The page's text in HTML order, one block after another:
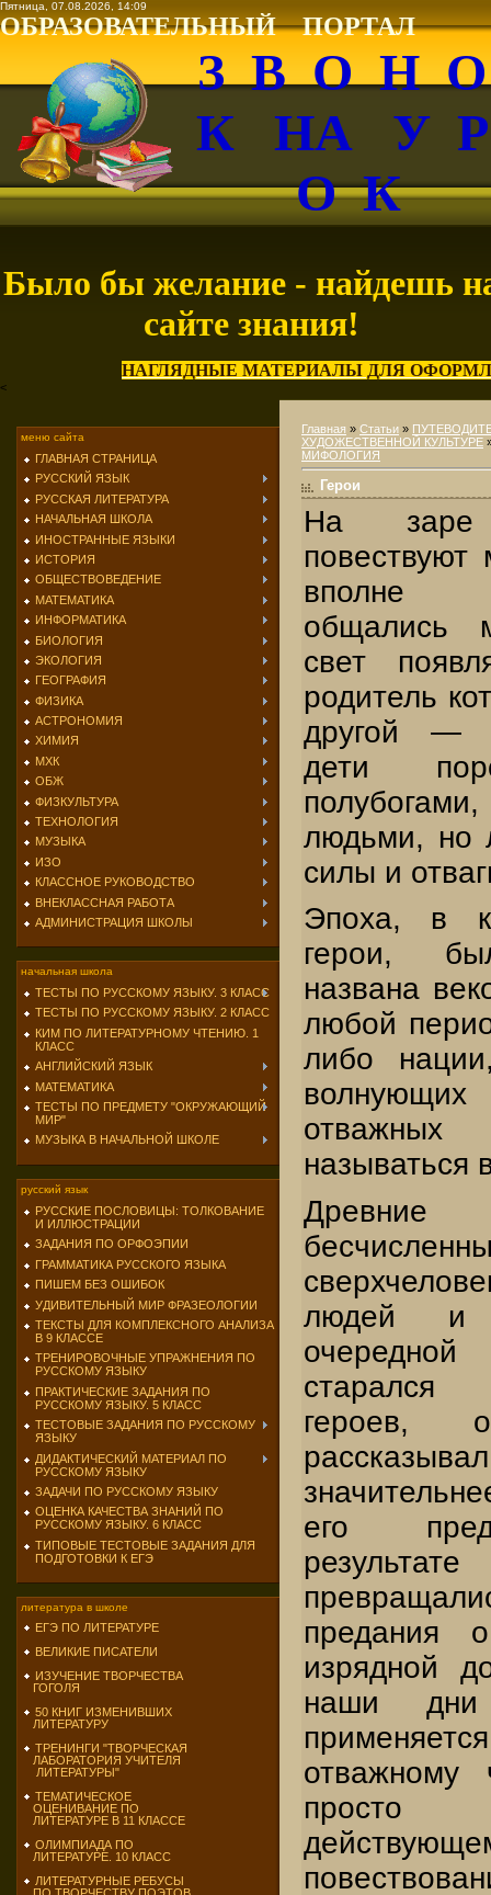
Пятница, 07.08.2026, 14:09
ОБРАЗОВАТЕЛЬНЫЙ ПОРТАЛ
З В О Н
К НА У
О К
Было бы желание - найдешь
сайте знания!
НАГЛЯДНЫЕ МАТЕРИАЛЫ ДЛЯ
<
меню сайта
ГЛАВНАЯ СТРАНИЦА
РУССКИЙ ЯЗЫК
РУССКАЯ ЛИТЕРАТУРА
НАЧАЛЬНАЯ ШКОЛА
ИНОСТРАННЫЕ ЯЗЫКИ
ИСТОРИЯ
ОБЩЕСТВОВЕДЕНИЕ
МАТЕМАТИКА
ИНФОРМАТИКА
БИОЛОГИЯ
ЭКОЛОГИЯ
ГЕОГРАФИЯ
ФИЗИКА
АСТРОНОМИЯ
ХИМИЯ
МХК
ОБЖ
ФИЗКУЛЬТУРА
ТЕХНОЛОГИЯ
МУЗЫКА
ИЗО
КЛАССНОЕ РУКОВОДСТВО
ВНЕКЛАССНАЯ РАБОТА
АДМИНИСТРАЦИЯ ШКОЛЫ
начальная школа
ТЕСТЫ ПО РУССКОМУ ЯЗЫКУ. 3 КЛАСС
ТЕСТЫ ПО РУССКОМУ ЯЗЫКУ. 2 КЛАСС
КИМ ПО ЛИТЕРАТУРНОМУ ЧТЕНИЮ. 1
КЛАСС
АНГЛИЙСКИЙ ЯЗЫК
МАТЕМАТИКА
ТЕСТЫ ПО ПРЕДМЕТУ "ОКРУЖАЮЩИЙ
МИР"
МУЗЫКА В НАЧАЛЬНОЙ ШКОЛЕ
русский язык
РУССКИЕ ПОСЛОВИЦЫ: ТОЛКОВАНИЕ
И ИЛЛЮСТРАЦИИ
ЗАДАНИЯ ПО ОРФОЭПИИ
ГРАММАТИКА РУССКОГО ЯЗЫКА
ПИШЕМ БЕЗ ОШИБОК
УДИВИТЕЛЬНЫЙ МИР ФРАЗЕОЛОГИИ
ТЕКСТЫ ДЛЯ КОМПЛЕКСНОГО АНАЛИЗА
В 9 КЛАССЕ
ТРЕНИРОВОЧНЫЕ УПРАЖНЕНИЯ ПО
РУССКОМУ ЯЗЫКУ
ПРАКТИЧЕСКИЕ ЗАДАНИЯ ПО
РУССКОМУ ЯЗЫКУ. 5 КЛАСС
ТЕСТОВЫЕ ЗАДАНИЯ ПО РУССКОМУ
ЯЗЫКУ
ДИДАКТИЧЕСКИЙ МАТЕРИАЛ ПО
РУССКОМУ ЯЗЫКУ
ЗАДАЧИ ПО РУССКОМУ ЯЗЫКУ
ОЦЕНКА КАЧЕСТВА ЗНАНИЙ ПО
РУССКОМУ ЯЗЫКУ. 6 КЛАСС
ТИПОВЫЕ ТЕСТОВЫЕ ЗАДАНИЯ ДЛЯ
ПОДГОТОВКИ К ЕГЭ
литература в школе
ЕГЭ ПО ЛИТЕРАТУРЕ
ВЕЛИКИЕ ПИСАТЕЛИ
ИЗУЧЕНИЕ ТВОРЧЕСТВА
ГОГОЛЯ
50 КНИГ ИЗМЕНИВШИХ
ЛИТЕРАТУРУ
ТРЕНИНГИ "ТВОРЧЕСКАЯ
ЛАБОРАТОРИЯ УЧИТЕЛЯ
ЛИТЕРАТУРЫ"
ТЕМАТИЧЕСКОЕ
ОЦЕНИВАНИЕ ПО
ЛИТЕРАТУРЕ В 11 КЛАССЕ
ОЛИМПИАДА ПО
ЛИТЕРАТУРЕ. 10 КЛАСС
ЛИТЕРАТУРНЫЕ РЕБУСЫ
Главная » Статьи »
ХУДОЖЕСТВЕННОЙ КУЛЬТУРЕ
МИФОЛОГИЯ
Герои
На заре
вполне
общались
свет
родитель
другой —
дети
людьми, но
силы и
Эпоха, в
герои,
названа
любой
либо
называться
Древние
людей и
старался
героев,
его
предания
изрядной
наши дни
просто